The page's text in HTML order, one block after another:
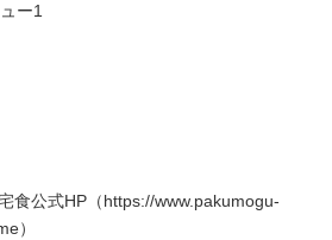
食公式HP（https://www.pakumogu-
）